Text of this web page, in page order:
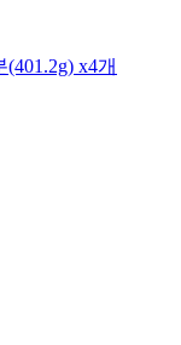
x4개